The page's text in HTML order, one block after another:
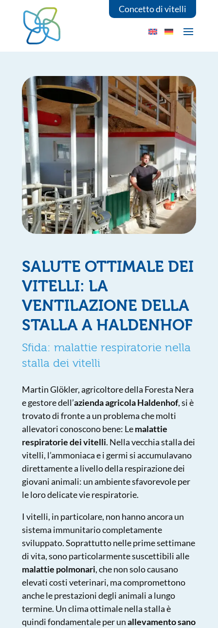
Concetto di vitelli
SALUTE OTTIMALE DEI
VITELLI: LA
VENTILAZIONE DELLA
STALLA A HALDENHOF
Sfida: malattie respiratorie nella
stalla dei vitelli
Martin Glökler, agricoltore della Foresta Nera
e gestore dell’azienda agricola Haldenhof, si è
trovato di fronte a un problema che molti
allevatori conoscono bene: Lemalattie
respiratorie dei vitelli. Nella vecchia stalla dei
vitelli, l’ammoniaca e i germi si accumulavano
direttamente a livello della respirazione dei
giovani animali: un ambiente sfavorevole per
le loro delicate vie respiratorie.
I vitelli, in particolare, non hanno ancora un
sistema immunitario completamente
sviluppato. Soprattutto nelle prime settimane
di vita, sono particolarmente suscettibili alle
malattie polmonari, che non solo causano
elevati costi veterinari, ma compromettono
anche le prestazioni degli animali a lungo
termine. Un clima ottimale nella stalla è
quindi fondamentale per unallevamento sano